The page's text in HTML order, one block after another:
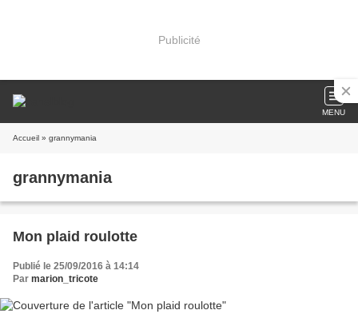
Publicité
MENU
Accueil » grannymania
grannymania
Mon plaid roulotte
Publié le 25/09/2016 à 14:14
Par marion_tricote